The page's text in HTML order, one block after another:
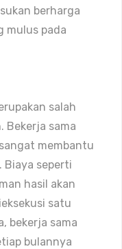
berharga
mulus pada
salah
Bekerja sama
membantu
Biaya seperti
hasil akan
satu
bekerja sama
bulannya